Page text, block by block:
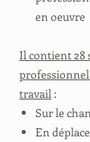
en oeuvre
Il contient 28
professionnel
travail:
Sur le
En